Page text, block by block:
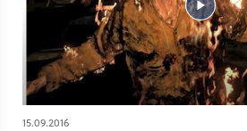
15.09.2016